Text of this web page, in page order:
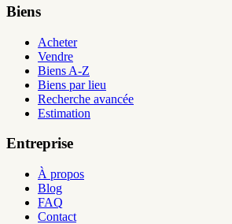
Biens
Acheter
Vendre
Biens A-Z
Biens par lieu
Recherche avancée
Estimation
Entreprise
À propos
Blog
FAQ
Contact